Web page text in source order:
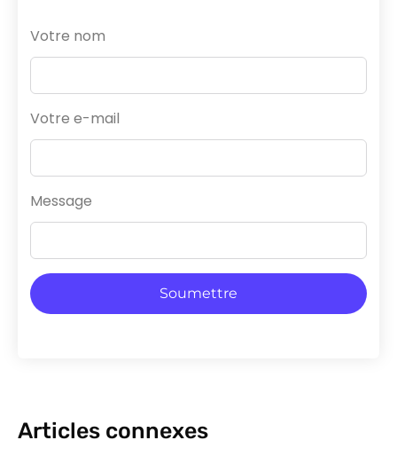
Votre nom
Votre e-mail
Message
Soumettre
Articles connexes